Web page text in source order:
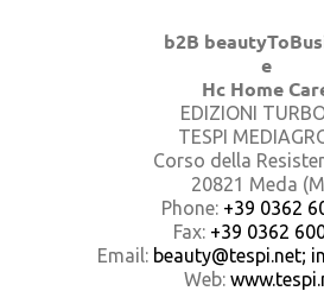
b2B
e
Hc Home
EDIZIONI
TESPI
Corso della
20821 Meda
Phone: +39 0362
Fax: +39 0362
Email: beauty@tespi.net;
Web: